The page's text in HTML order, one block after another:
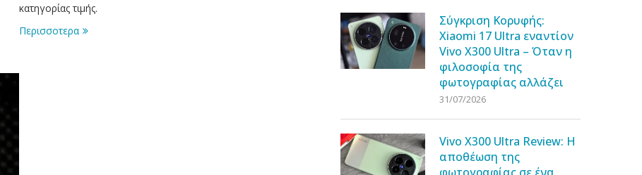
κατηγορίας τιμής.
Περισσοτερα
Σύγκριση Κορυφής:
Xiaomi 17 Ultra εναντίον
Vivo X300 Ultra – Όταν η
φιλοσοφία της
φωτογραφίας αλλάζει
31/07/2026
Vivo X300 Ultra Review: Η
αποθέωση της